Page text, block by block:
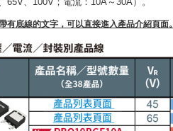
有底線的文字，可以直接進入產品介紹頁面